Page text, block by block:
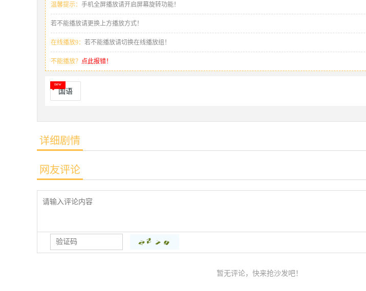
温馨提示： 手机全屏播放请开启屏幕旋转功能！
若不能播放请更换上方播放方式！
在线播放9： 若不能播放请切换在线播放组！
不能播放？ 点此报错！
国语
详细剧情
网友评论
暂无评论，快来抢沙发吧！